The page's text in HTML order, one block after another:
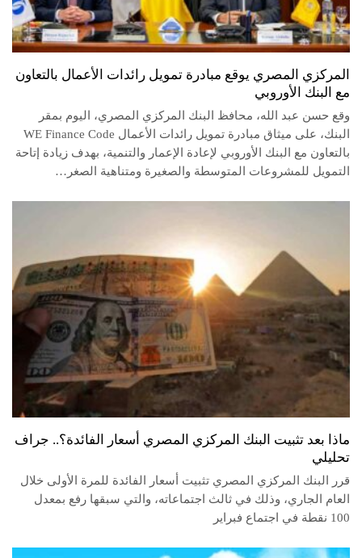
المركزي المصري يوقع مبادرة تمويل رائدات الأعمال بالتعاون
مع البنك الأوروبي
وقع حسن عبد الله، محافظ البنك المركزي المصري، اليوم بمقر
البنك، على ميثاق مبادرة تمويل رائدات الأعمال WE Finance Code
بالتعاون مع البنك الأوروبي لإعادة الإعمار والتنمية، بهدف زيادة إتاحة
التمويل للمشروعات المتوسطة والصغيرة ومتناهية الصغر…
ماذا بعد تثبيت البنك المركزي المصري أسعار الفائدة؟.. جراف
تحليلي
قرر البنك المركزي المصري تثبيت أسعار الفائدة للمرة الأولى خلال
العام الجاري، وذلك في ثالث اجتماعاته، والتي سبقها رفع بمعدل
100 نقطة في اجتماع فبراير